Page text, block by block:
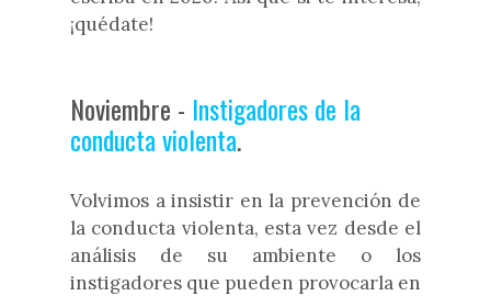
¡quédate!
Noviembre - Instigadores de la
conducta violenta.
Volvimos a insistir en la prevención de
la conducta violenta, esta vez desde el
análisis de su ambiente o los
instigadores que pueden provocarla en